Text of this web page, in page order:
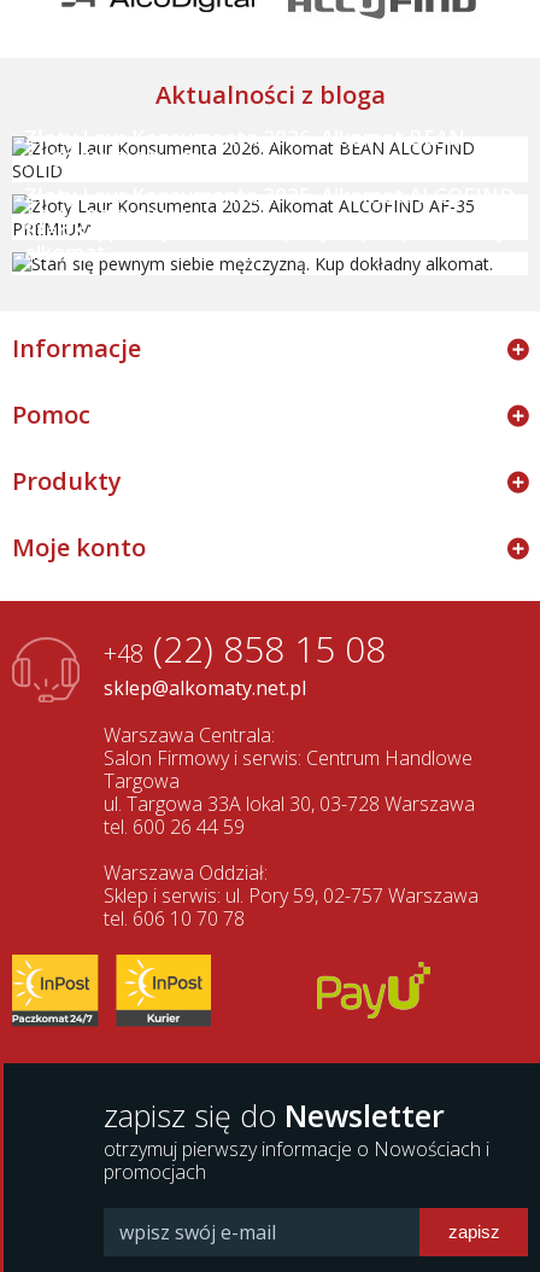
Aktualności z bloga
Złoty Laur Konsumenta 2026. Alkomat BEAN
ALCOFIND SOLID
Złoty Laur Konsumenta 2025. Alkomat ALCOFIND
AF-35 PREMIUM
Stań się pewnym siebie mężczyzną. Kup dokładny
alkomat.
Informacje
Pomoc
Produkty
Moje konto
+48 (22) 858 15 08
sklep@alkomaty.net.pl
Warszawa Centrala:
Salon Firmowy i serwis: Centrum Handlowe
Targowa
ul. Targowa 33A lokal 30, 03-728 Warszawa
tel. 600 26 44 59
Warszawa Oddział:
Sklep i serwis: ul. Pory 59, 02-757 Warszawa
tel. 606 10 70 78
zapisz się do Newsletter
otrzymuj pierwszy informacje o Nowościach i
promocjach
zapisz